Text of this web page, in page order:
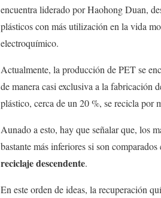
encuentra liderado por Haohong Duan,
plásticos con más utilización en la vida
electroquímico.
Actualmente, la producción de PET se
de manera casi exclusiva a la fabricación
plástico, cerca de un 20 %, se recicla por
Aunado a esto, hay que señalar que, los
bastante más inferiores si son
reciclaje descendente.
En este orden de ideas, la recuperación